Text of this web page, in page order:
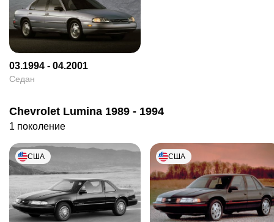
03.1994 - 04.2001
Седан
Chevrolet Lumina 1989 - 1994
1 поколение
США США